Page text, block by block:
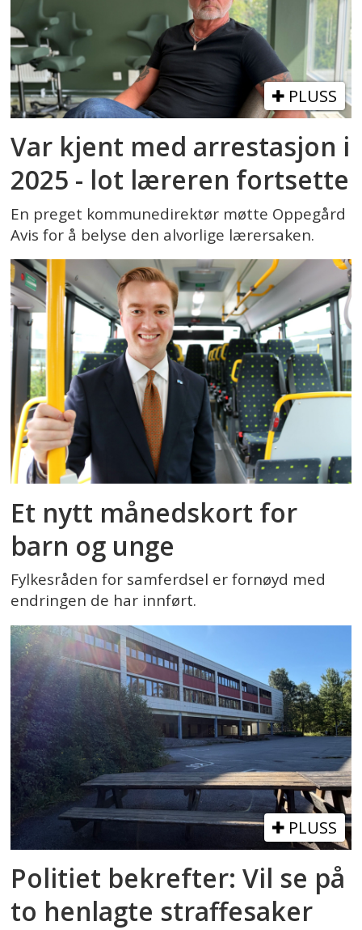
PLUSS
Var kjent med arrestasjon i
2025 - lot læreren fortsette
En preget kommunedirektør møtte Oppegård
Avis for å belyse den alvorlige lærersaken.
Et nytt månedskort for
barn og unge
Fylkesråden for samferdsel er fornøyd med
endringen de har innført.
PLUSS
Politiet bekrefter: Vil se på
to henlagte straffesaker